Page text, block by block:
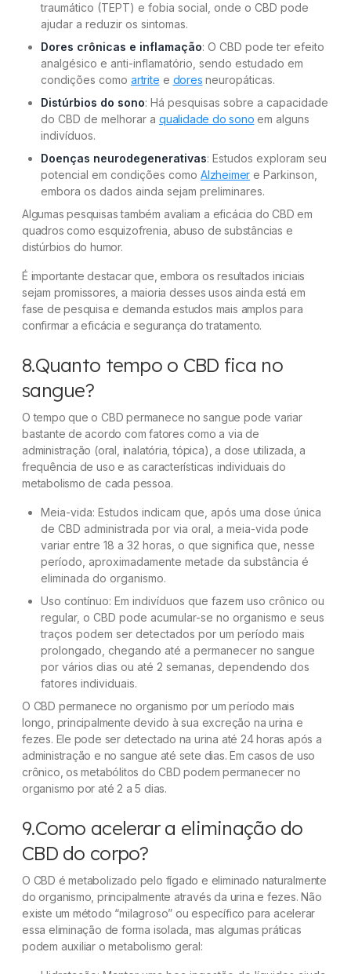
traumático (TEPT) e fobia social, onde o CBD pode
ajudar a reduzir os sintomas.
Dores crônicas e inflamação: O CBD pode ter efeito
analgésico e anti-inflamatório, sendo estudado em
condições como artrite e dores neuropáticas.
Distúrbios do sono: Há pesquisas sobre a capacidade
do CBD de melhorar a qualidade do sono em alguns
indivíduos.
Doenças neurodegenerativas: Estudos exploram seu
potencial em condições como Alzheimer e Parkinson,
embora os dados ainda sejam preliminares.
Algumas pesquisas também avaliam a eficácia do CBD em
quadros como esquizofrenia, abuso de substâncias e
distúrbios do humor.
É importante destacar que, embora os resultados iniciais
sejam promissores, a maioria desses usos ainda está em
fase de pesquisa e demanda estudos mais amplos para
confirmar a eficácia e segurança do tratamento.
8.Quanto tempo o CBD fica no
sangue?
O tempo que o CBD permanece no sangue pode variar
bastante de acordo com fatores como a via de
administração (oral, inalatória, tópica), a dose utilizada, a
frequência de uso e as características individuais do
metabolismo de cada pessoa.
Meia-vida: Estudos indicam que, após uma dose única
de CBD administrada por via oral, a meia-vida pode
variar entre 18 a 32 horas, o que significa que, nesse
período, aproximadamente metade da substância é
eliminada do organismo.
Uso contínuo: Em indivíduos que fazem uso crônico ou
regular, o CBD pode acumular-se no organismo e seus
traços podem ser detectados por um período mais
prolongado, chegando até a permanecer no sangue
por vários dias ou até 2 semanas, dependendo dos
fatores individuais.
O CBD permanece no organismo por um período mais
longo, principalmente devido à sua excreção na urina e
fezes. Ele pode ser detectado na urina até 24 horas após a
administração e no sangue até sete dias. Em casos de uso
crônico, os metabólitos do CBD podem permanecer no
organismo por até 2 a 5 dias.
9.Como acelerar a eliminação do
CBD do corpo?
O CBD é metabolizado pelo fígado e eliminado naturalmente
do organismo, principalmente através da urina e fezes. Não
existe um método “milagroso” ou específico para acelerar
essa eliminação de forma isolada, mas algumas práticas
podem auxiliar o metabolismo geral: